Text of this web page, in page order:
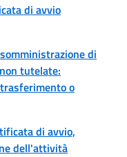
di avvio
di
tutelate:
o
di avvio,
dell'attività